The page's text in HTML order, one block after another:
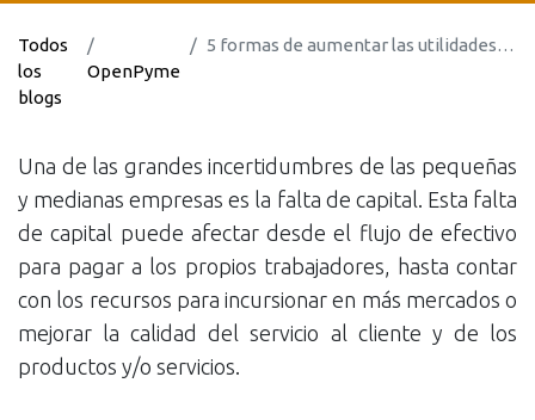
Todos
los
blogs
OpenPyme
5 formas de aumentar las utilidades de una pyme a través de las cuentas por cobrar
Una de las grandes incertidumbres de las pequeñas
y medianas empresas es la falta de capital. Esta falta
de capital puede afectar desde el flujo de efectivo
para pagar a los propios trabajadores, hasta contar
con los recursos para incursionar en más mercados o
mejorar la calidad del servicio al cliente y de los
productos y/o servicios.